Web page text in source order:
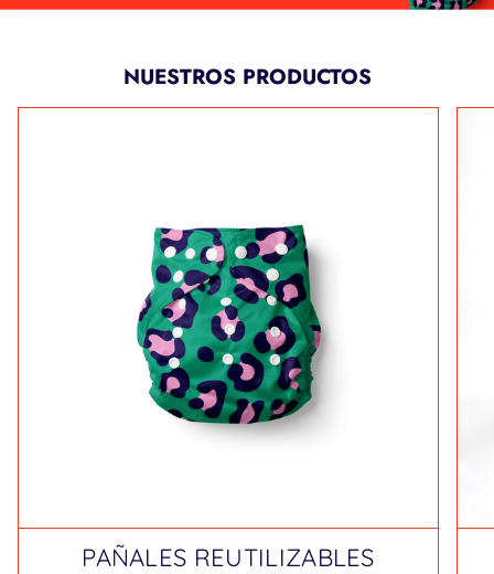
NUESTROS PRODUCTOS
PAÑALES REUTILIZABLES